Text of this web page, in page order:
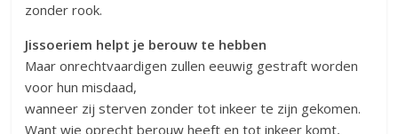
zonder rook.
Jissoeriem helpt je berouw te hebben
Maar onrechtvaardigen zullen eeuwig gestraft worden
voor hun misdaad,
wanneer zij sterven zonder tot inkeer te zijn gekomen.
Want wie oprecht berouw heeft en tot inkeer komt,